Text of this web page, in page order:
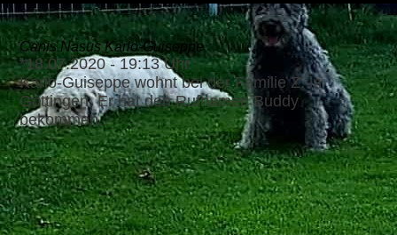
Canis Nasus Karlo-Guiseppe
*18.07.2020 - 19:13 Uhr
Karlo-Guiseppe wohnt bei der Familie Z. in
Göttingen. Er hat den Rufnamen Buddy
bekommen.